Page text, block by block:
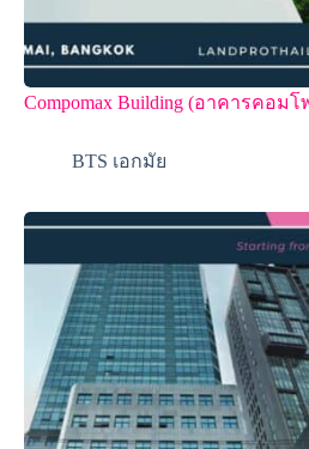
Compomax Building (อาคารคอม
BTS เอกมัย